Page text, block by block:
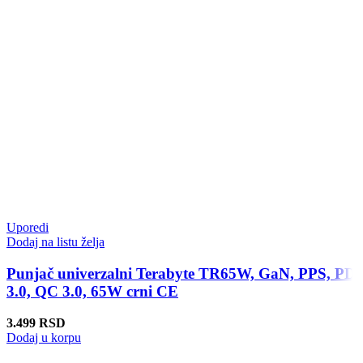
Uporedi
Dodaj na listu želja
Punjač univerzalni Terabyte TR65W, GaN, PPS, PD
3.0, QC 3.0, 65W crni CE
3.499 RSD
Dodaj u korpu